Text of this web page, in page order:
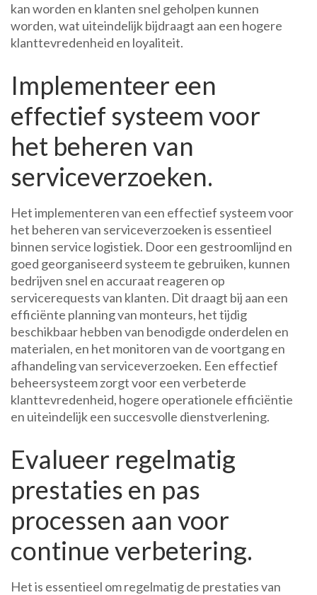
kan worden en klanten snel geholpen kunnen
worden, wat uiteindelijk bijdraagt aan een hogere
klanttevredenheid en loyaliteit.
Implementeer een
effectief systeem voor
het beheren van
serviceverzoeken.
Het implementeren van een effectief systeem voor
het beheren van serviceverzoeken is essentieel
binnen service logistiek. Door een gestroomlijnd en
goed georganiseerd systeem te gebruiken, kunnen
bedrijven snel en accuraat reageren op
servicerequests van klanten. Dit draagt bij aan een
efficiënte planning van monteurs, het tijdig
beschikbaar hebben van benodigde onderdelen en
materialen, en het monitoren van de voortgang en
afhandeling van serviceverzoeken. Een effectief
beheersysteem zorgt voor een verbeterde
klanttevredenheid, hogere operationele efficiëntie
en uiteindelijk een succesvolle dienstverlening.
Evalueer regelmatig
prestaties en pas
processen aan voor
continue verbetering.
Het is essentieel om regelmatig de prestaties van